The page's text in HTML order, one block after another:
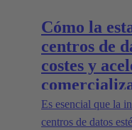
Cómo la
centros de
costes y
Es esencial que la
centros de datos